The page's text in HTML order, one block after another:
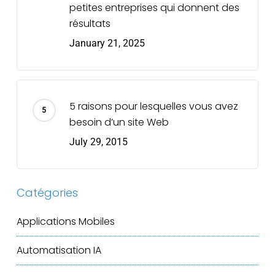
petites entreprises qui donnent des
résultats
January 21, 2025
5 raisons pour lesquelles vous avez
besoin d’un site Web
July 29, 2015
Catégories
Applications Mobiles
Automatisation IA